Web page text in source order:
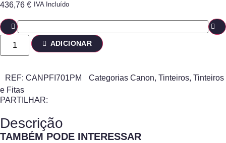
436,76 € IVA Incluído
ADICIONAR
REF: CANPFI701PM Categorias Canon, Tinteiros, Tinteiros
e Fitas
PARTILHAR:
Descrição
TAMBÉM PODE INTERESSAR